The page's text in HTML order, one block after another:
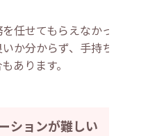
任せてもらえなかった
か分からず、手持ち無沙
あります。
ションが難しい